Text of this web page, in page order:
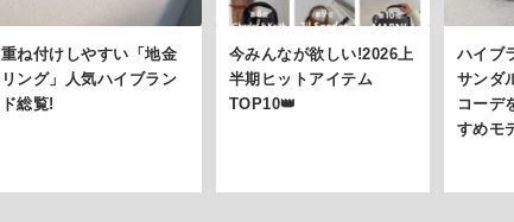
重ね付けしやすい「地金
リング」人気ハイブラン
ド総覧!
今みんなが欲しい!2026上
半期ヒットアイテム
TOP10👑
ハイブ
サンダ
コーデ
すめモ